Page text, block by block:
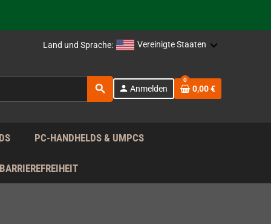
Land und Sprache: Vereinigte Staaten
search person Anmelden
0
0,00 €
PC-HANDHELDS & UMPCS